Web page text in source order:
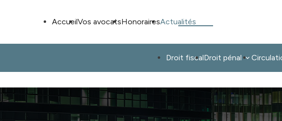
AccueilVos avocatsHonorairesActualités
Droit fiscalDroit pénal